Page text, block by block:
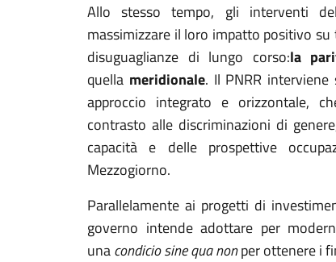
Allo stesso tempo, gli interventi
massimizzare il loro impatto positivo
disuguaglianze di lungo corso:la
quella meridionale. Il PNRR
approccio integrato e orizzontale,
contrasto alle discriminazioni di
capacità e delle prospettive
Mezzogiorno.
Parallelamente ai progetti di
governo intende adottare per
unacondicio sine qua nonper ottenere i